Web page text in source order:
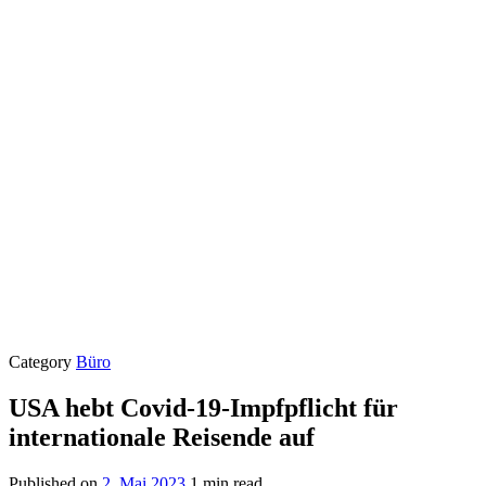
Category Büro
USA hebt Covid-19-Impfpflicht für
internationale Reisende auf